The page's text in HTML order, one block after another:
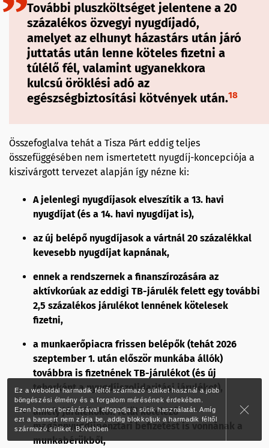
Ez a weboldal harmadik féltől származó sütiket használ a jobb
böngészési élmény és a forgalom mérésének érdekében.
Ezen banner bezárásával elfogadja a sütik használatát. Amíg
ezt a bannert nem zárja be, addig blokkoljuk a harmadik féltől
származó sütiket.Bővebben
További pluszköltséget jelentene a 20
százalékos özvegyi nyugdíjadó,
amelyet az elhunyt házastárs után járó
juttatás után lenne köteles fizetni a
túlélő fél, valamint ugyanekkora
kulcsú öröklési adó az
egészségbiztosítási kötvények után.18
Összefoglalva tehát a Tisza Párt eddig teljes
összefüggésében nem ismertetett nyugdíj-koncepciója a
kiszivárgott tervezet alapján így nézne ki:
A jelenlegi nyugdíjasok elveszítik a 13. havi
nyugdíjat (és a 14. havi nyugdíjat is),
az új belépő nyugdíjasok a vártnál 20 százalékkal
kevesebb nyugdíjat kapnának,
ennek a rendszernek a finanszírozására az
aktívkorúak az eddigi TB-járulék felett egy további
2,5 százalékos járulékot lennének kötelesek
fizetni,
a munkaerőpiacra frissen belépők (tehát 2026
szeptember 1. után először munkába állók)
továbbra is fizetnének TB-járulékot (és új
teherként a nyugdíjszolidaritási járulékot),
amely járulékokon felül kötelező
magánnyugdíjpénztári befizetést is vonnának a
munkabérükből,